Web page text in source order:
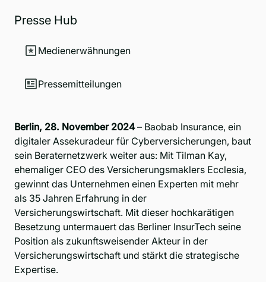
Presse Hub
Medienerwähnungen
Pressemitteilungen
Berlin, 28. November 2024– Baobab Insurance, ein
digitaler Assekuradeur für Cyberversicherungen, baut
sein Beraternetzwerk weiter aus: Mit Tilman Kay,
ehemaliger CEO des Versicherungsmaklers Ecclesia,
gewinnt das Unternehmen einen Experten mit mehr
als 35 Jahren Erfahrung in der
Versicherungswirtschaft. Mit dieser hochkarätigen
Besetzung untermauert das Berliner InsurTech seine
Position als zukunftsweisender Akteur in der
Versicherungswirtschaft und stärkt die strategische
Expertise.